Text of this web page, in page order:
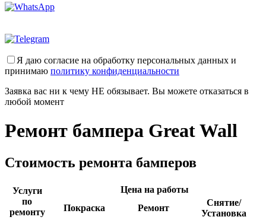
Я даю согласие на обработку персональных данных и
принимаю политику конфиденциальности
Заявка вас ни к чему НЕ обязывает. Вы можете отказаться в
любой момент
Ремонт бампера Great Wall
Стоимость ремонта бамперов
Услуги
по
ремонту
Цена на работы
Покраска
Ремонт
Снятие/
Установка